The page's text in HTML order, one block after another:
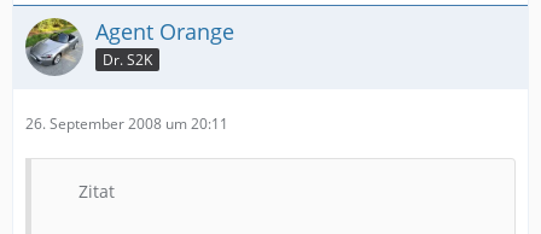
Agent Orange
Dr. S2K
26. September 2008 um 20:11
Zitat